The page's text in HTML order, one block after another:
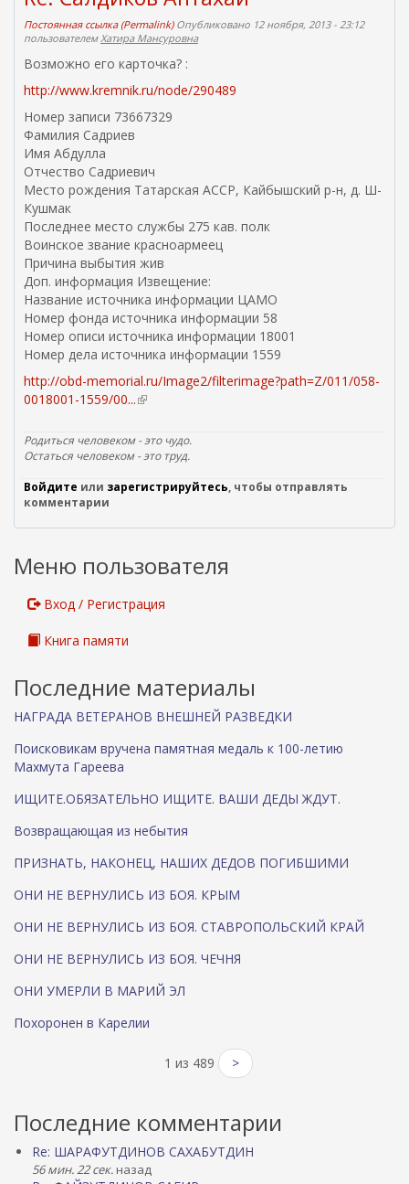
к
а
ы
л
Постоянная ссылка (Permalink)Опубликовано 12 ноября, 2013 - 23:12
пользователемХатира Мансуровна
Возможно его карточка? :
http://www.kremnik.ru/node/290489
Номер записи 73667329
Фамилия Садриев
Имя Абдулла
Отчество Садриевич
Место рождения Татарская АССР, Кайбышский р-н, д. Ш-
Кушмак
Последнее место службы 275 кав. полк
Воинское звание красноармеец
Причина выбытия жив
Доп. информация Извещение:
Название источника информации ЦАМО
Номер фонда источника информации 58
Номер описи источника информации 18001
Номер дела источника информации 1559
http://obd-memorial.ru/Image2/filterimage?path=Z/011/058-
0018001-1559/00...(
н
е
н
я
с
л
Родиться человеком - это чудо.
Остаться человеком - это труд.
Войдите или зарегистрируйтесь, чтобы отправлять
комментарии
Меню пользователя
Вход / Регистрация
Книга памяти
Последние материалы
НАГРАДА ВЕТЕРАНОВ ВНЕШНЕЙ РАЗВЕДКИ
Поисковикам вручена памятная медаль к 100-летию
Махмута Гареева
ИЩИТЕ.ОБЯЗАТЕЛЬНО ИЩИТЕ. ВАШИ ДЕДЫ ЖДУТ.
Возвращающая из небытия
ПРИЗНАТЬ, НАКОНЕЦ, НАШИХ ДЕДОВ ПОГИБШИМИ
ОНИ НЕ ВЕРНУЛИСЬ ИЗ БОЯ. КРЫМ
ОНИ НЕ ВЕРНУЛИСЬ ИЗ БОЯ. СТАВРОПОЛЬСКИЙ КРАЙ
ОНИ НЕ ВЕРНУЛИСЬ ИЗ БОЯ. ЧЕЧНЯ
ОНИ УМЕРЛИ В МАРИЙ ЭЛ
Похоронен в Карелии
1 из 489 >
Последние комментарии
Re: ШАРАФУТДИНОВ САХАБУТДИН
56 мин. 22 сек. назад